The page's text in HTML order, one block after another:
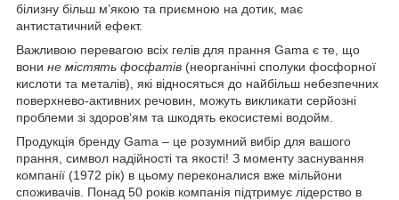
білизну більш м’якою та приємною на дотик, має
антистатичний ефект.
Важливою перевагою всіх гелів для прання Gama є те, що
вони не містять фосфатів (неорганічні сполуки фосфорної
кислоти та металів), які відносяться до найбільш небезпечних
поверхнево-активних речовин, можуть викликати серйозні
проблеми зі здоров‘ям та шкодять екосистемі водойм.
Продукція бренду Gama – це розумний вибір для вашого
прання, символ надійності та якості! З моменту заснування
компанії (1972 рік) в цьому переконалися вже мільйони
споживачів. Понад 50 років компанія підтримує лідерство в